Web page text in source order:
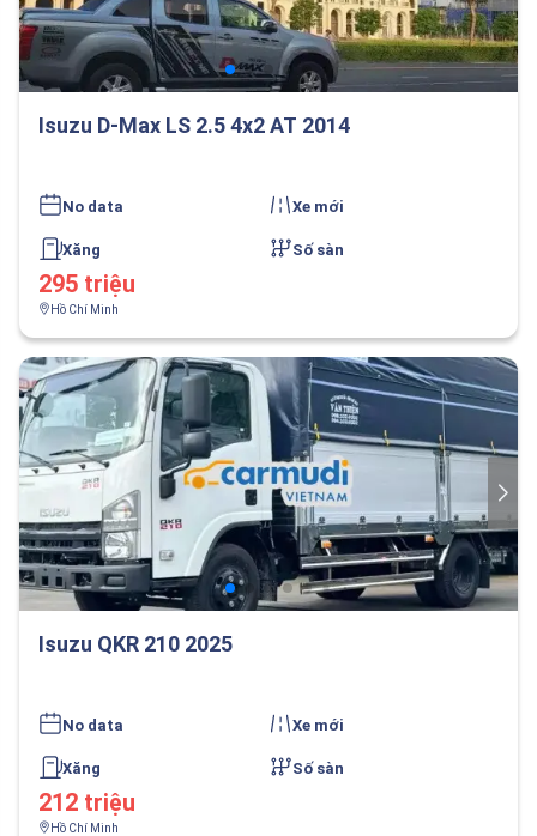
Isuzu D-Max LS 2.5 4x2 AT 2014
No data Xe mới
Xăng Số sàn
295 triệu
Hồ Chí Minh
Isuzu QKR 210 2025
No data Xe mới
Xăng Số sàn
212 triệu
Hồ Chí Minh